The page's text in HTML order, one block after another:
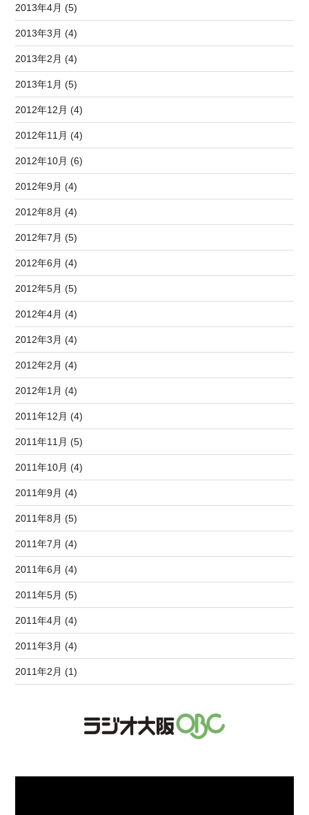
2013年4月 (5)
2013年3月 (4)
2013年2月 (4)
2013年1月 (5)
2012年12月 (4)
2012年11月 (4)
2012年10月 (6)
2012年9月 (4)
2012年8月 (4)
2012年7月 (5)
2012年6月 (4)
2012年5月 (5)
2012年4月 (4)
2012年3月 (4)
2012年2月 (4)
2012年1月 (4)
2011年12月 (4)
2011年11月 (5)
2011年10月 (4)
2011年9月 (4)
2011年8月 (5)
2011年7月 (4)
2011年6月 (4)
2011年5月 (5)
2011年4月 (4)
2011年3月 (4)
2011年2月 (1)